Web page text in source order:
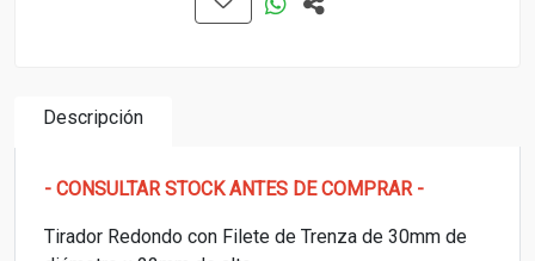
Descripción
- CONSULTAR STOCK ANTES DE COMPRAR -
Tirador Redondo con Filete de Trenza de 30mm de